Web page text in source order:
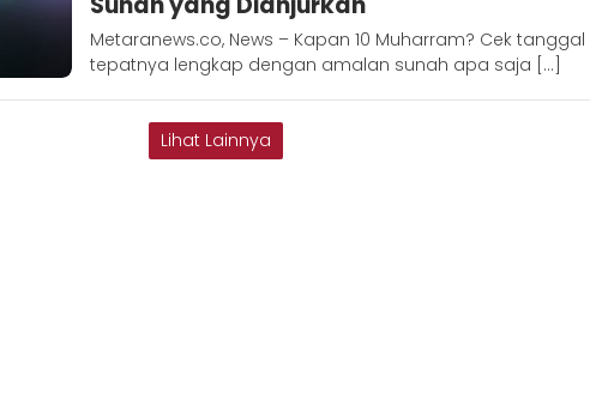
Metaranews.co, News – Kapan 10 Muharram? Cek tanggal
tepatnya lengkap dengan amalan sunah apa saja […]
Lihat Lainnya